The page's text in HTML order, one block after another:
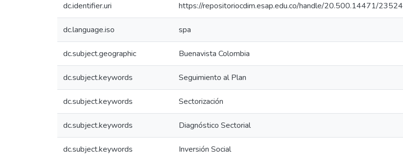
dc.identifier.uri https://repositoriocdim.esap.edu.co/handle/20.500.14471/23524
dc.language.iso spa
dc.subject.geographic Buenavista Colombia
dc.subject.keywords Seguimiento al Plan
dc.subject.keywords Sectorización
dc.subject.keywords Diagnóstico Sectorial
dc.subject.keywords Inversión Social